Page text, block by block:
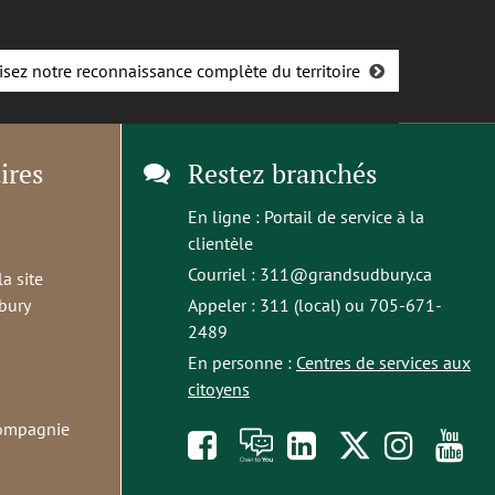
notre reconnaissance complète du territoire
site
Restez branchés
En ligne : Portail de service à la
clientèle
Courriel : 311@grandsudbury.ca
Appeler : 311 (local) ou 705-671-
2489
En personne : Centres de services aux
citoyens
Like À
opensFollow